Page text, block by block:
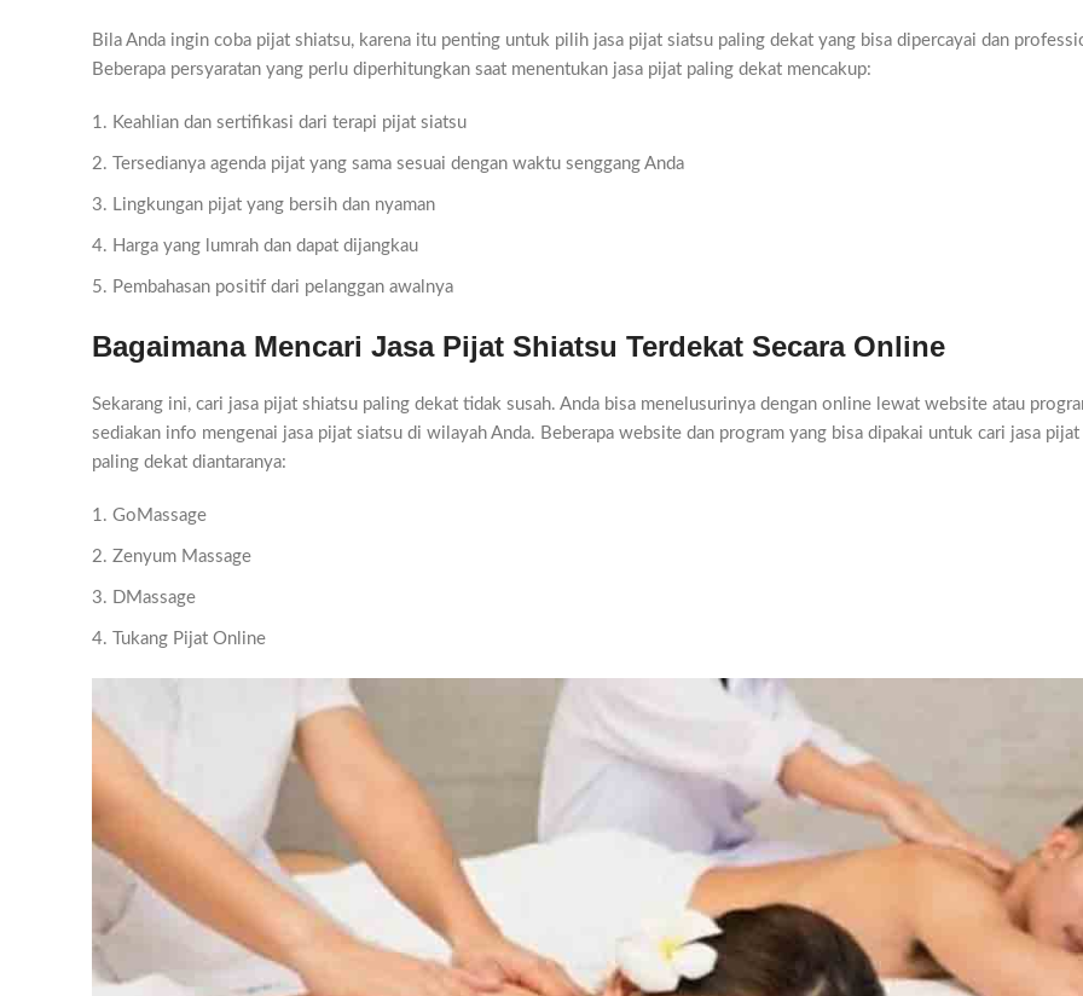
Bila Anda ingin coba pijat shiatsu, karena itu penting untuk pilih jasa pijat siatsu paling dekat yang bisa dipercayai dan
Beberapa persyaratan yang perlu diperhitungkan saat menentukan jasa pijat paling dekat mencakup:
Keahlian dan sertifikasi dari terapi pijat siatsu
Tersedianya agenda pijat yang sama sesuai dengan waktu senggang Anda
Lingkungan pijat yang bersih dan nyaman
Harga yang lumrah dan dapat dijangkau
Pembahasan positif dari pelanggan awalnya
Bagaimana Mencari Jasa Pijat Shiatsu Terdekat Secara Online
Sekarang ini, cari jasa pijat shiatsu paling dekat tidak susah. Anda bisa menelusurinya dengan online lewat website atau
sediakan info mengenai jasa pijat siatsu di wilayah Anda. Beberapa website dan program yang bisa dipakai untuk cari jasa
paling dekat diantaranya:
GoMassage
Zenyum Massage
DMassage
Tukang Pijat Online